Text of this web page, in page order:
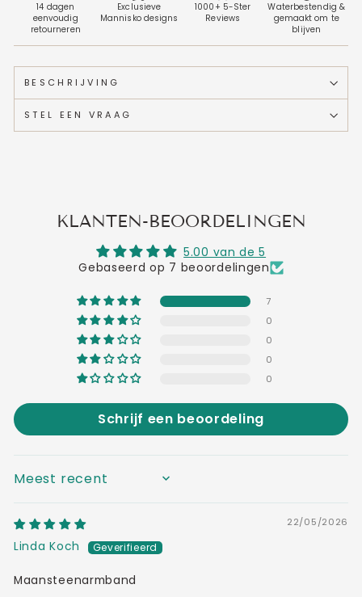
14 dagen
eenvoudig
retourneren
Exclusieve
Mannisko designs
1000+ 5-Ster
Reviews
Waterbestendig &
gemaakt om te
blijven
BESCHRIJVING
STEL EEN VRAAG
KLANTEN-BEOORDELINGEN
5.00 van de 5
Gebaseerd op 7 beoordelingen
7
0
0
0
0
Schrijf een beoordeling
SORT BY
22/05/2026
Linda Koch
Maansteenarmband